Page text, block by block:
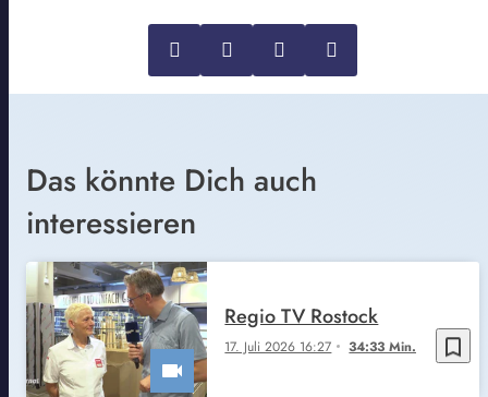
Das könnte Dich auch
interessieren
bookmark_border
17. Juli 2026 16:27 34:33 Min.
Regio TV Rostock